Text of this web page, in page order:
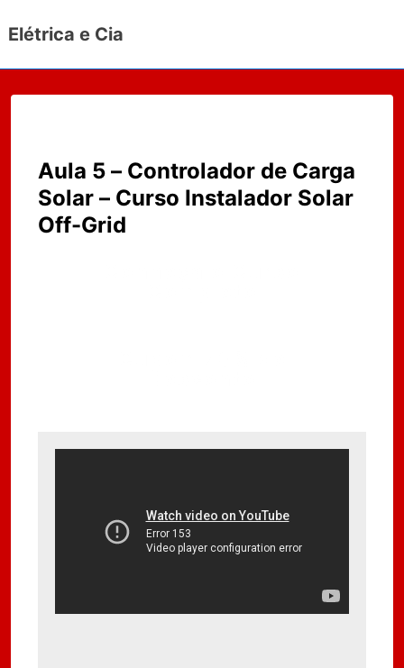
Elétrica e Cia
Aula 5 – Controlador de Carga
Solar – Curso Instalador Solar
Off-Grid